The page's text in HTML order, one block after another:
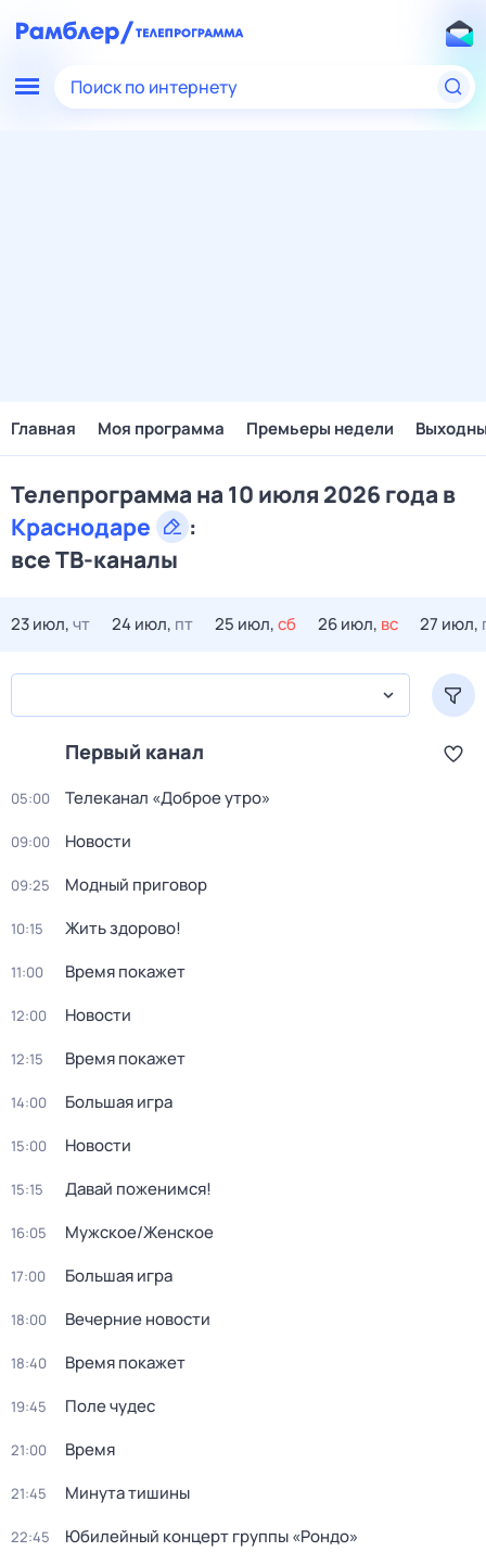
Поиск по интернету
Главная Моя программа Премьеры недели
Телепрограмма на 10 июля 2026 года в
Краснодаре
:
все ТВ-каналы
23 июл,чт 24 июл, пт 25 июл,сб 26 июл, вс 27 июл,
Первый канал
05:00 Телеканал «Доброе утро»
09:00 Новости
09:25 Модный приговор
10:15 Жить здорово!
11:00 Время покажет
12:00 Новости
12:15 Время покажет
14:00 Большая игра
15:00 Новости
15:15 Давай поженимся!
16:05 Мужское/Женское
17:00 Большая игра
18:00 Вечерние новости
18:40 Время покажет
19:45 Поле чудес
21:00 Время
21:45 Минута тишины
22:45 Юбилейный концерт группы «Рондо»